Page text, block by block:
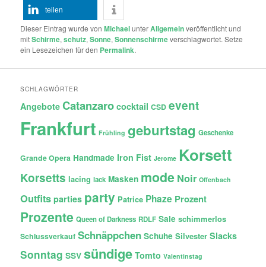
teilen
Dieser Eintrag wurde vonMichaelunterAllgemeinveröffentlicht und
mitSchirme,schutz,Sonne,Sonnenschirmeverschlagwortet. Setze
ein Lesezeichen für den Permalink.
SCHLAGWÖRTER
Angebote Catanzaro cocktail CSD event
Frankfurt Frühling geburtstag Geschenke
Grande Opera Handmade Iron Fist Jerome Korsett
Korsetts lacing lack Masken mode Noir Offenbach
Outfits parties party Patrice Phaze Prozent
Prozente Queen of Darkness RDLF Sale schimmerlos
Schlussverkauf Schnäppchen Schuhe Silvester Slacks
Sonntag SSV sündige Tomto Valentinstag